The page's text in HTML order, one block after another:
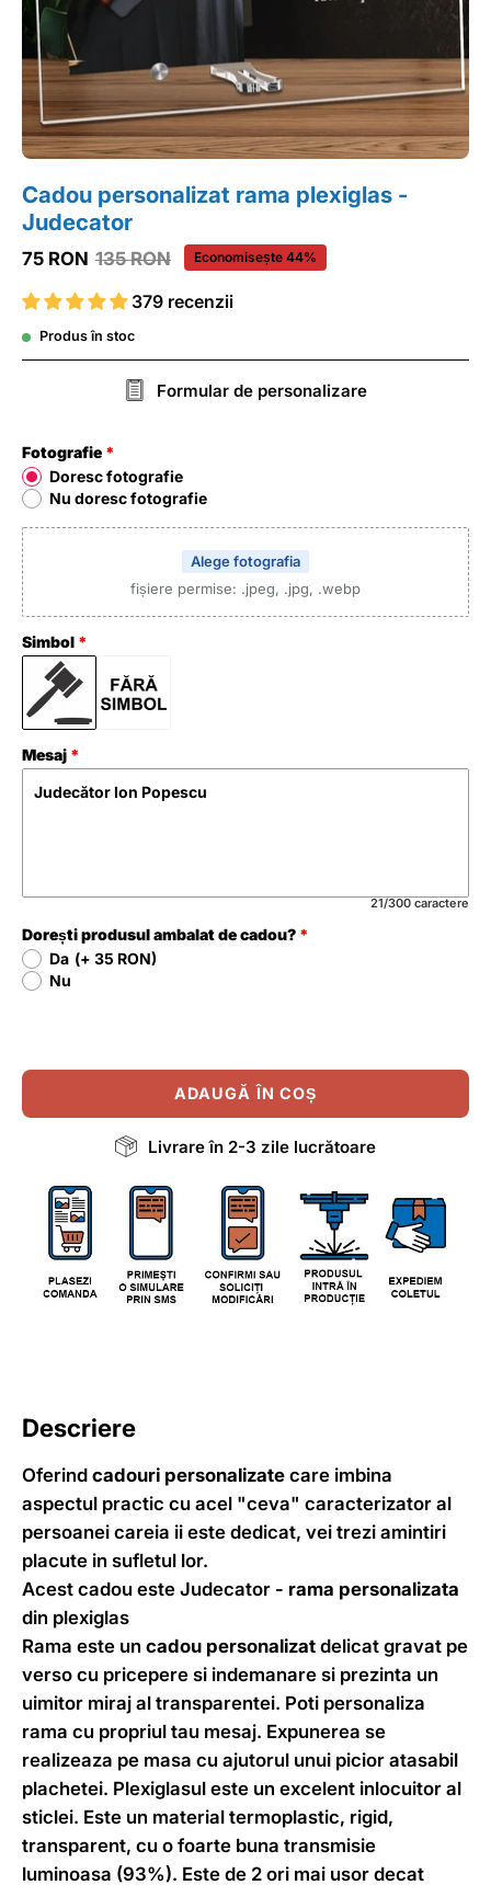
Cadou personalizat rama plexiglas -
Judecator
75 RON 135 RON Economisește 44%
379 recenzii
Produs în stoc
Formular de personalizare
Fotografie
Doresc fotografie
Nu doresc fotografie
Alege fotografia
fișiere permise: .jpeg, .jpg, .webp
Simbol
Mesaj
21/300 caractere
Dorești produsul ambalat de cadou?
Da (+ 35 RON)
Nu
ADAUGĂ ÎN COȘ
Livrare în 2-3 zile lucrătoare
Descriere
Oferind cadouri personalizate care imbina
aspectul practic cu acel "ceva" caracterizator al
persoanei careia ii este dedicat, vei trezi amintiri
placute in sufletul lor.
Acest cadou este Judecator - rama personalizata
din plexiglas
Rama este un cadou personalizat delicat gravat pe
verso cu pricepere si indemanare si prezinta un
uimitor miraj al transparentei. Poti personaliza
rama cu propriul tau mesaj. Expunerea se
realizeaza pe masa cu ajutorul unui picior atasabil
plachetei. Plexiglasul este un excelent inlocuitor al
sticlei. Este un material termoplastic, rigid,
transparent, cu o foarte buna transmisie
luminoasa (93%). Este de 2 ori mai usor decat